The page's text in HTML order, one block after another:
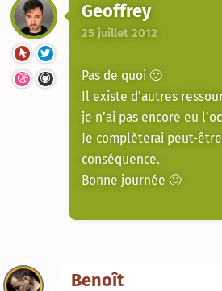
Geoffrey
25 juillet 2012
Pas de quoi 🙂
Il existe d’autres
je n’ai pas encore eu
Je complèterai peut-
conséquence.
Bonne journée 🙂
Benoît